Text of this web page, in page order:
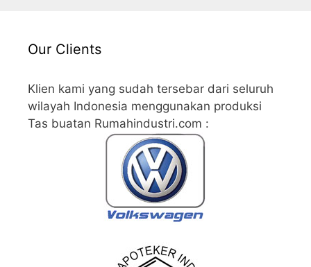
Our Clients
Klien kami yang sudah tersebar dari seluruh
wilayah Indonesia menggunakan produksi
Tas buatan Rumahindustri.com :